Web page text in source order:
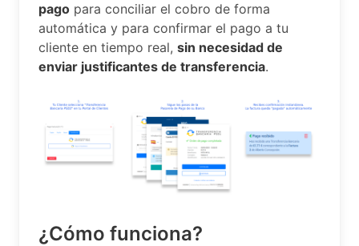
pago para conciliar el cobro de forma
automática y para confirmar el pago a tu
cliente en tiempo real, sin necesidad de
enviar justificantes de transferencia.
¿Cómo funciona?